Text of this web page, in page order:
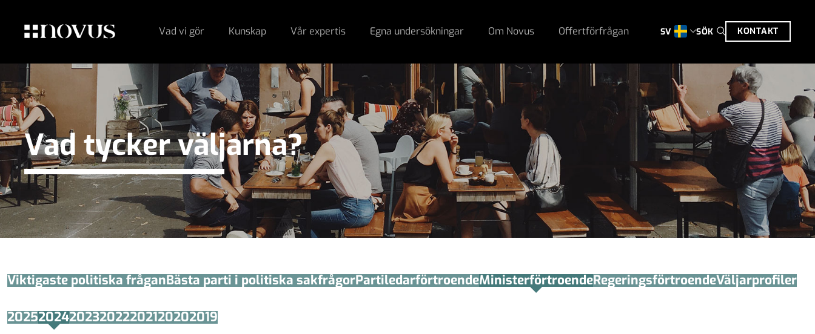
Vad vi gör Kunskap Vår expertis Egna undersökningar Om Novus Offertförfrågan SV SÖK KONTAKT
Vad tycker väljarna?
Viktigaste politiska fråganBästa parti i politiska sakfrågorPartiledar­förtroendeMinister­­förtroendeRegerings­förtroendeVäljarprofiler
2025202420232022202120202019